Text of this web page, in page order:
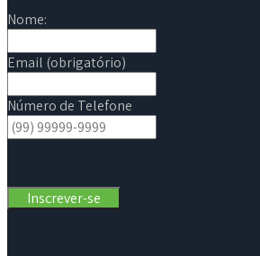
Nome:
Email (obrigatório)
Número de Telefone